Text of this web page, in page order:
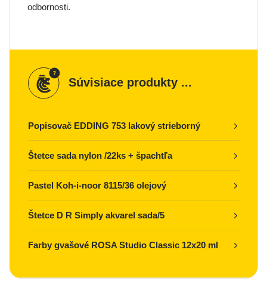
odbornosti.
Súvisiace produkty ...
Popisovač EDDING 753 lakový strieborný
Štetce sada nylon /22ks + špachtľa
Pastel Koh-i-noor 8115/36 olejový
Štetce D R Simply akvarel sada/5
Farby gvašové ROSA Studio Classic 12x20 ml